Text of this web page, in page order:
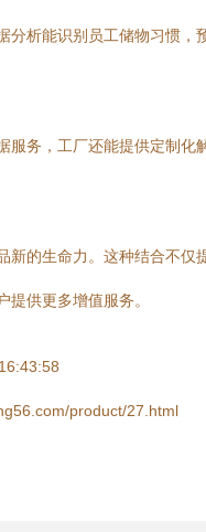
析能识别员工储物习惯
务，工厂还能提供定制
的生命力。这种结合不
供更多增值服务。
product/27.html